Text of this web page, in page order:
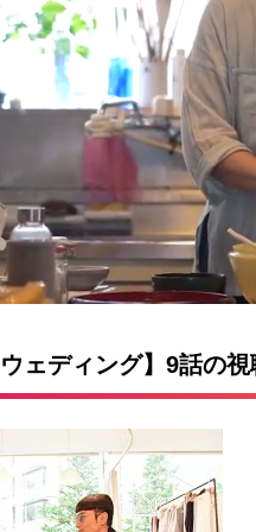
ウェディング】9話の